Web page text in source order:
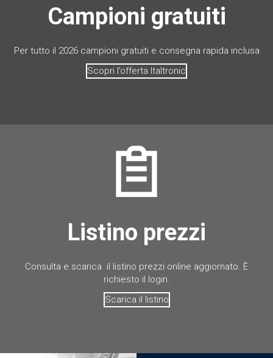
Campioni gratuiti
Per tutto il 2026 campioni gratuiti e consegna rapida inclusa
Scopri l’offerta Italtronic
Listino prezzi
Consulta e scarica il listino prezzi online aggiornato. È
richiesto il login.
Scarica il listino